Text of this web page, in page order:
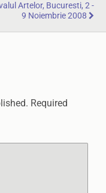
Artelor, Bucuresti, 2 -
9 Noiembrie 2008
Required